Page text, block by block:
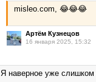
misleo.com, 😂😂😂
Артём Кузнецов
16 января 2025, 15:32
Я наверное уже